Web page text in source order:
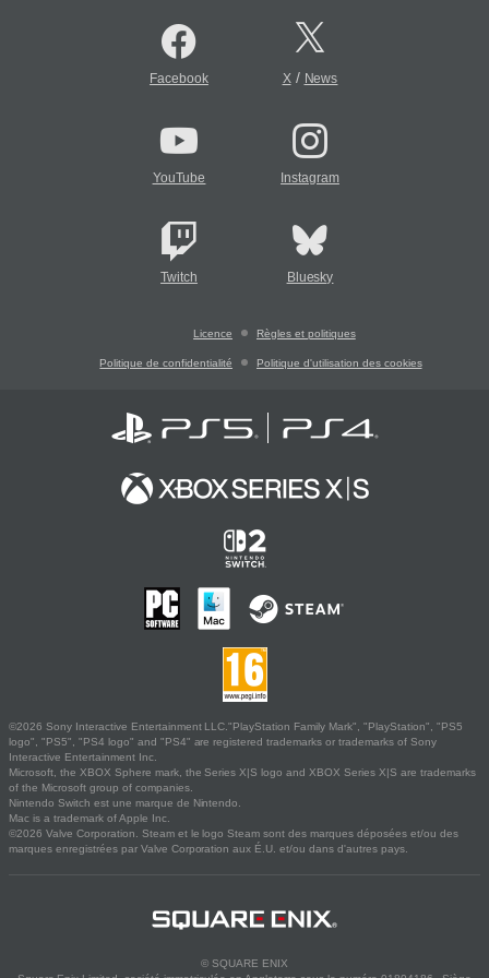
Facebook X/ News
YouTube Instagram
Twitch Bluesky
Licence Règles et politiques
Politique de confidentialité Politique d'utilisation des cookies
©2026 Sony Interactive Entertainment LLC."PlayStation Family Mark", "PlayStation", "PS5
logo", "PS5", "PS4 logo" and "PS4" are registered trademarks or trademarks of Sony
Interactive Entertainment Inc.
Microsoft, the XBOX Sphere mark, the Series X|S logo and XBOX Series X|S are trademarks
of the Microsoft group of companies.
Nintendo Switch est une marque de Nintendo.
Mac is a trademark of Apple Inc.
©2026 Valve Corporation. Steam et le logo Steam sont des marques déposées et/ou des
marques enregistrées par Valve Corporation aux É.U. et/ou dans d'autres pays.
© SQUARE ENIX